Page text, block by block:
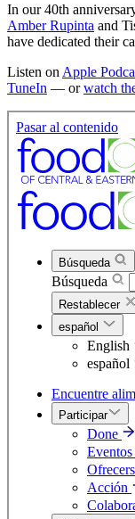
In our 40th
Amber Rupinta and
have dedicated their
Listen on Apple
TuneIn — orwatch